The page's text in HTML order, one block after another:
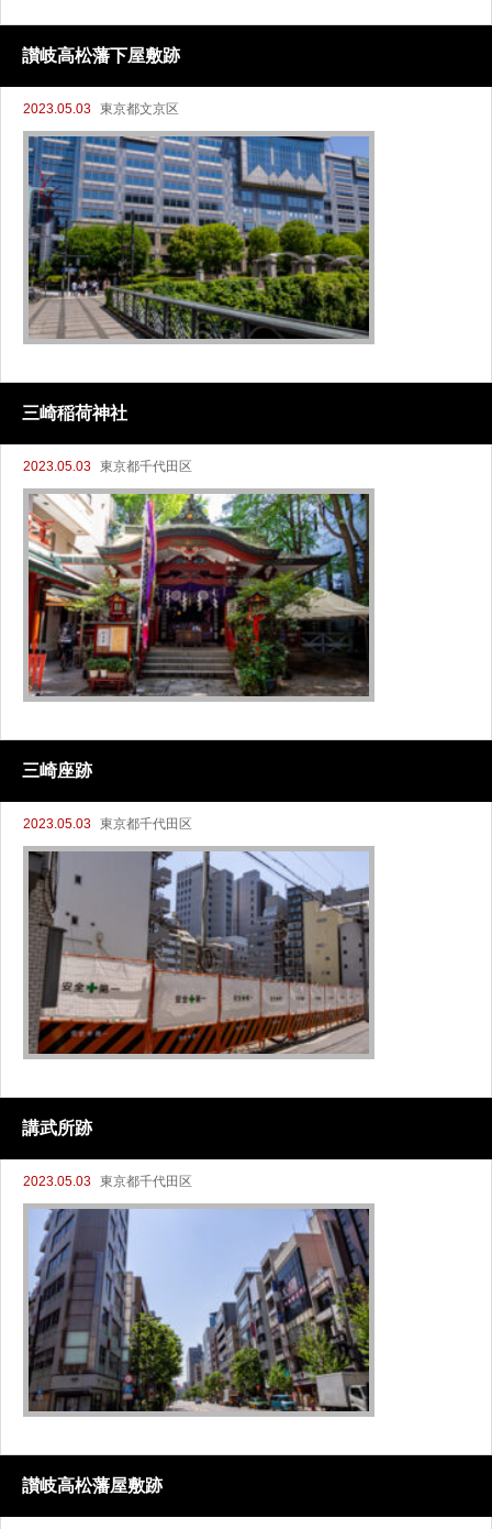
讃岐高松藩下屋敷跡
2023.05.03 東京都文京区
三崎稲荷神社
2023.05.03 東京都千代田区
三崎座跡
2023.05.03 東京都千代田区
講武所跡
2023.05.03 東京都千代田区
讃岐高松藩屋敷跡